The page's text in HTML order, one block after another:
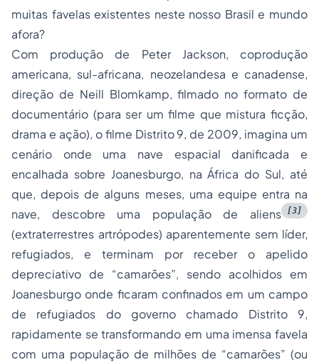
muitas favelas existentes neste nosso Brasil e mundo
afora?
Com produção de Peter Jackson, coprodução
americana, sul-africana, neozelandesa e canadense,
direção de Neill Blomkamp, filmado no formato de
documentário (para ser um filme que mistura ficção,
drama e ação), o filme Distrito 9, de 2009, imagina um
cenário onde uma nave espacial danificada e
encalhada sobre Joanesburgo, na África do Sul, até
que, depois de alguns meses, uma equipe entra na
nave, descobre uma população de aliens [3]
(extraterrestres artrópodes) aparentemente sem líder,
refugiados, e terminam por receber o apelido
depreciativo de “camarões”, sendo acolhidos em
Joanesburgo onde ficaram confinados em um campo
de refugiados do governo chamado Distrito 9,
rapidamente se transformando em uma imensa favela
com uma população de milhões de “camarões” (ou